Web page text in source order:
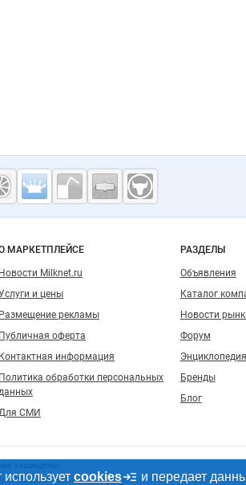
Молочная
промышленность
Milknet.ru по сайту
МАРКЕТПЛЕЙСЕ
Новости Milknet.ru
и цены
Размещение рекламы
Публичная оферта
Контактная информация
Политика обработки персональных
СМИ
РАЗДЕЛЫ
Объявления
Каталог
Новости
Форум
Энциклопедия
Бренды
Блог
на данном сайте, допускается только при
используетcookies и передает